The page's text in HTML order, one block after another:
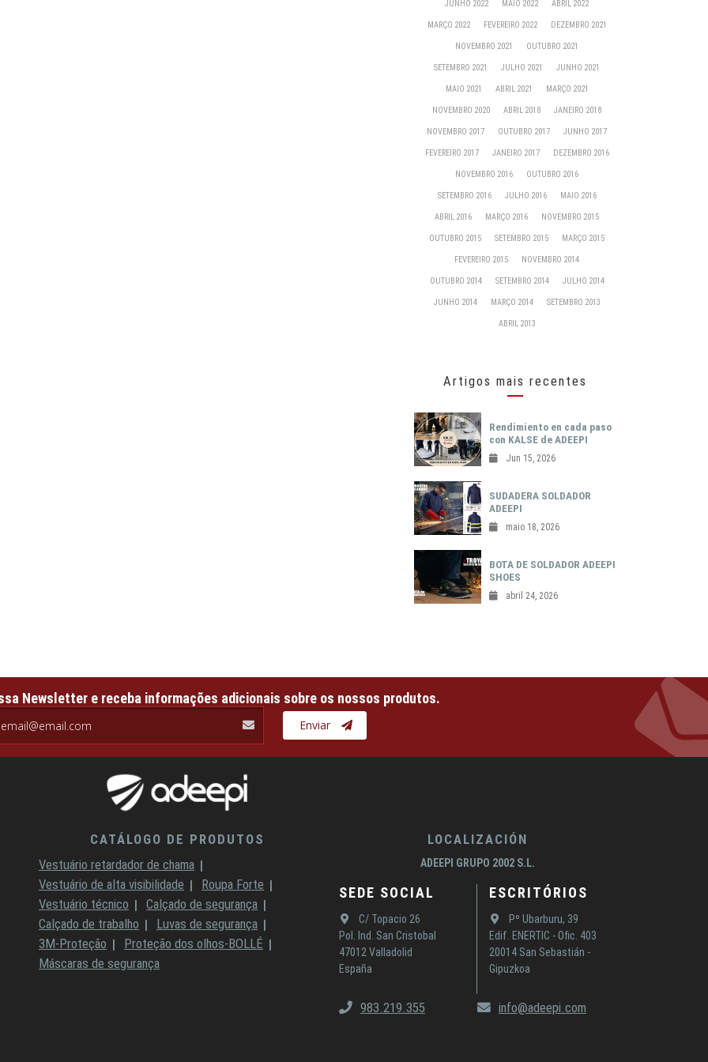
JUNHO 2022 MAIO 2022 ABRIL 2022
MARÇO 2022 FEVEREIRO 2022 DEZEMBRO 2021
NOVEMBRO 2021 OUTUBRO 2021
SETEMBRO 2021 JULHO 2021 JUNHO 2021
MAIO 2021 ABRIL 2021 MARÇO 2021
NOVEMBRO 2020 ABRIL 2018 JANEIRO 2018
NOVEMBRO 2017 OUTUBRO 2017 JUNHO 2017
FEVEREIRO 2017 JANEIRO 2017 DEZEMBRO 2016
NOVEMBRO 2016 OUTUBRO 2016
SETEMBRO 2016 JULHO 2016 MAIO 2016
ABRIL 2016 MARÇO 2016 NOVEMBRO 2015
OUTUBRO 2015 SETEMBRO 2015 MARÇO 2015
FEVEREIRO 2015 NOVEMBRO 2014
OUTUBRO 2014 SETEMBRO 2014 JULHO 2014
JUNHO 2014 MARÇO 2014 SETEMBRO 2013
ABRIL 2013
Artigos mais recentes
Rendimiento en cada paso
con KALSE de ADEEPI
Jun 15, 2026
SUDADERA SOLDADOR
ADEEPI
maio 18, 2026
BOTA DE SOLDADOR ADEEPI
SHOES
abril 24, 2026
Newsletter e receba informações adicionais sobre os nossos produtos.
Enviar
CATÁLOGO DE PRODUTOS
Vestuário retardador de chama
Vestuário de alta visibilidade
Roupa Forte
Vestuário técnico
Calçado de segurança
Calçado de trabalho
Luvas de segurança
3M-Proteção
Proteção dos olhos-BOLLÉ
Máscaras de segurança
LOCALIZACIÓN
ADEEPI GRUPO 2002 S.L.
SEDE SOCIAL
C/ Topacio 26
Pol. Ind. San Cristobal
47012 Valladolid
España
ESCRITÓRIOS
Pº Ubarburu, 39
Edif. ENERTIC - Ofic. 403
20014 San Sebastián -
Gipuzkoa
983.219.355 info@adeepi.com